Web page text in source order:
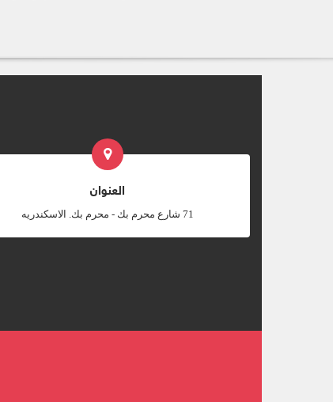
العنوان
‎71 شارع محرم بك - محرم بك. الاسكندريه